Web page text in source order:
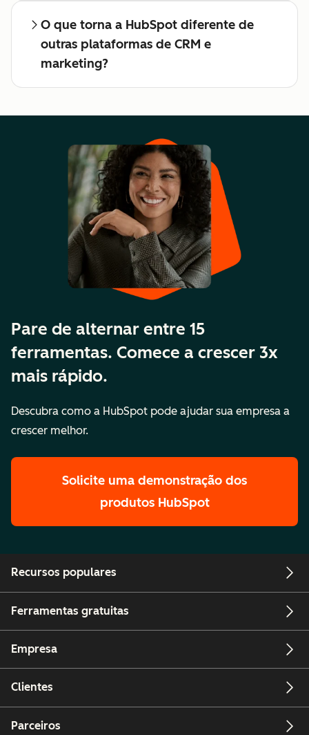
O que torna a HubSpot diferente de
outras plataformas de CRM e
marketing?
Pare de alternar entre 15
ferramentas. Comece a crescer 3x
mais rápido.
Descubra como a HubSpot pode ajudar sua empresa a
crescer melhor.
Solicite uma demonstração dos
produtos HubSpot
Recursos populares
Ferramentas gratuitas
Empresa
Clientes
Parceiros